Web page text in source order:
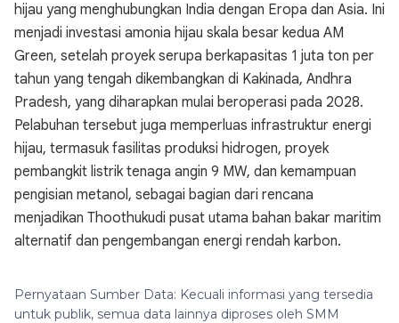
hijau yang menghubungkan India dengan Eropa dan Asia. Ini
menjadi investasi amonia hijau skala besar kedua AM
Green, setelah proyek serupa berkapasitas 1 juta ton per
tahun yang tengah dikembangkan di Kakinada, Andhra
Pradesh, yang diharapkan mulai beroperasi pada 2028.
Pelabuhan tersebut juga memperluas infrastruktur energi
hijau, termasuk fasilitas produksi hidrogen, proyek
pembangkit listrik tenaga angin 9 MW, dan kemampuan
pengisian metanol, sebagai bagian dari rencana
menjadikan Thoothukudi pusat utama bahan bakar maritim
alternatif dan pengembangan energi rendah karbon.
Pernyataan Sumber Data: Kecuali informasi yang tersedia
untuk publik, semua data lainnya diproses oleh SMM